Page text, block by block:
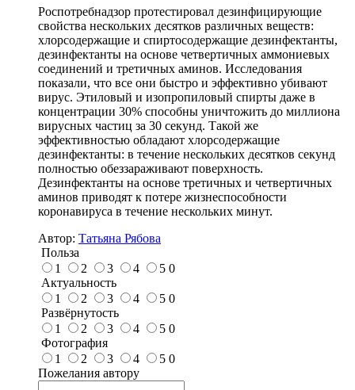
Роспотребнадзор протестировал дезинфицирующие
свойства нескольких десятков различных веществ:
хлорсодержащие и спиртосодержащие дезинфектанты,
дезинфектанты на основе четвертичных аммониевых
соединений и третичных аминов. Исследования
показали, что все они быстро и эффективно убивают
вирус. Этиловый и изопропиловый спирты даже в
концентрации 30% способны уничтожить до миллиона
вирусных частиц за 30 секунд. Такой же
эффективностью обладают хлорсодержащие
дезинфектанты: в течение нескольких десятков секунд
полностью обеззараживают поверхность.
Дезинфектанты на основе третичных и четвертичных
аминов приводят к потере жизнеспособности
коронавируса в течение нескольких минут.
Автор: Татьяна Рябова
Польза
1
2 3 4 5 0
Актуальность
1
2 3 4 5 0
Развёрнутость
1
2 3 4 5 0
Фотография
1
2 3 4 5 0
Пожелания автору